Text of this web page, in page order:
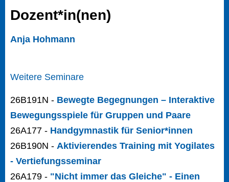
Dozent*in(nen)
Anja Hohmann
Weitere Seminare
26B191N - Bewegte Begegnungen – Interaktive
Bewegungsspiele für Gruppen und Paare
26A177 - Handgymnastik für Senior*innen
26B190N - Aktivierendes Training mit Yogilates
- Vertiefungsseminar
26A179 - "Nicht immer das Gleiche" - Einen